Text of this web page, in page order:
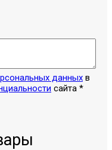
данных в
сайта *